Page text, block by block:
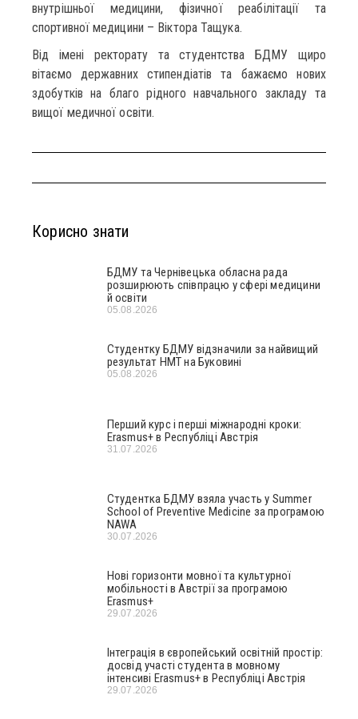
внутрішньої медицини, фізичної реабілітації та
спортивної медицини – Віктора Тащука.
Від імені ректорату та студентства БДМУ щиро
вітаємо державних стипендіатів та бажаємо нових
здобутків на благо рідного навчального закладу та
вищої медичної освіти.
Корисно знати
БДМУ та Чернівецька обласна рада
розширюють співпрацю у сфері медицини
й освіти
05.08.2026
Студентку БДМУ відзначили за найвищий
результат НМТ на Буковині
05.08.2026
Перший курс і перші міжнародні кроки:
Erasmus+ в Республіці Австрія
31.07.2026
Студентка БДМУ взяла участь у Summer
School of Preventive Medicine за програмою
NAWA
30.07.2026
Нові горизонти мовної та культурної
мобільності в Австрії за програмою
Erasmus+
29.07.2026
Інтеграція в європейський освітній простір:
досвід участі студента в мовному
інтенсиві Erasmus+ в Республіці Австрія
29.07.2026